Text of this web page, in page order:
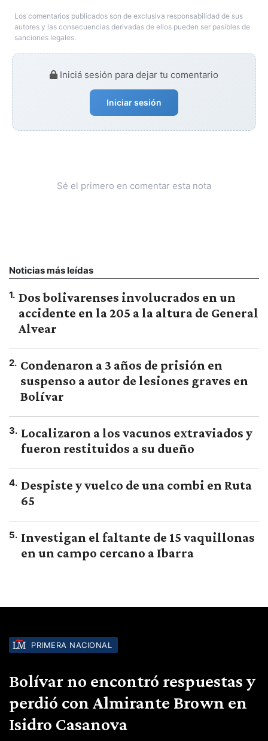
Los comentarios publicados son de exclusiva responsabilidad de sus
autores y las consecuencias derivadas de ellos pueden ser pasibles de
sanciones legales.
Iniciá sesión para dejar tu comentario
Iniciar sesión
Sé el primero en comentar esta nota
Noticias más leídas
1. Dos bolivarenses involucrados en un
accidente en la 205 a la altura de General
Alvear
2. Condenaron a 3 años de prisión en
suspenso a autor de lesiones graves en
Bolívar
3. Localizaron a los vacunos extraviados y
fueron restituidos a su dueño
4. Despiste y vuelco de una combi en Ruta
65
5. Investigan el faltante de 15 vaquillonas
en un campo cercano a Ibarra
PRIMERA NACIONAL
Bolívar no encontró respuestas y
perdió con Almirante Brown en
Isidro Casanova